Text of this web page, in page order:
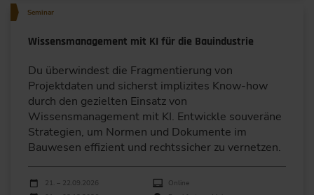
Seminar
Wissensmanagement mit KI für die Bauindustrie
Du überwindest die Fragmentierung von
Projektdaten und sicherst implizites Know-how
durch den gezielten Einsatz von
Wissensmanagement mit KI. Entwickle souveräne
Strategien, um Normen und Dokumente im
Bauwesen effizient und rechtssicher zu vernetzen.
Durchführungen
Veranstaltungsdatum Veranstaltungsort
21. – 22.09.2026
Online